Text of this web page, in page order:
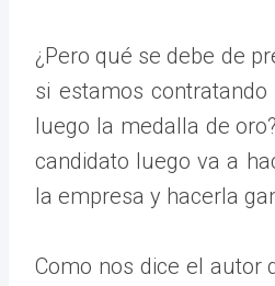
¿Pero qué se debe de
si estamos
luego la medalla de
candidato luego va a
la empresa y hacerla
Como nos dice el autor